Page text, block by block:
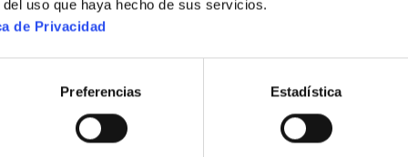
uso que haya hecho de sus servicios.
de Privacidad
Preferencias Estadística
Lycée Français International de
PATERNA.
tramitar la solicitud que nos haga, a través